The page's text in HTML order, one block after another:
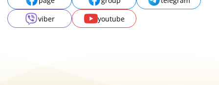
viber
youtube